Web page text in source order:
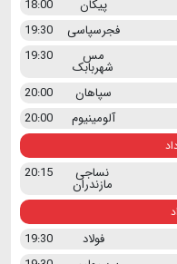
پیکان
18:00
فجرسپاسی
19:30
مس
شهربابک
19:30
سپاهان
20:00
آلومینیوم 20:00
نساجی
مازندران
20:15
فولاد
19:30